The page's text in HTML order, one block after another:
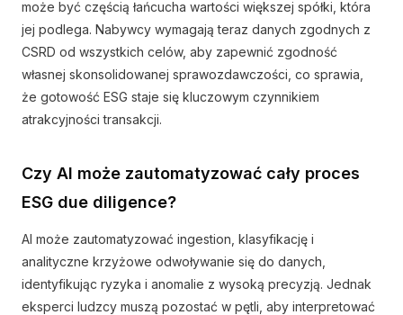
może być częścią łańcucha wartości większej spółki, która
jej podlega. Nabywcy wymagają teraz danych zgodnych z
CSRD od wszystkich celów, aby zapewnić zgodność
własnej skonsolidowanej sprawozdawczości, co sprawia,
że gotowość ESG staje się kluczowym czynnikiem
atrakcyjności transakcji.
Czy AI może zautomatyzować cały proces
ESG due diligence?
AI może zautomatyzować ingestion, klasyfikację i
analityczne krzyżowe odwoływanie się do danych,
identyfikując ryzyka i anomalie z wysoką precyzją. Jednak
eksperci ludzcy muszą pozostać w pętli, aby interpretować